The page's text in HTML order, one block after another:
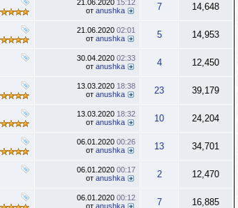
21.06.2020 15:12
от anushka 7 14,648
21.06.2020 02:01
от anushka 5 14,953
30.04.2020 02:33
от anushka 4 12,450
13.03.2020 18:38
от anushka 23 39,179
13.03.2020 18:32
от anushka 10 24,204
06.01.2020 00:26
от anushka 13 34,701
06.01.2020 00:17
от anushka 2 12,470
06.01.2020 00:12
от anushka 7 16,885